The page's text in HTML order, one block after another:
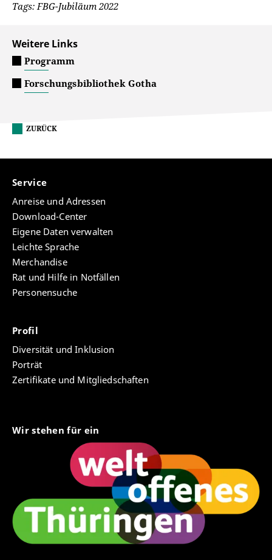
Tags: FBG-Jubiläum 2022
Weitere Links
Programm
Forschungsbibliothek Gotha
ZURÜCK
Service
Anreise und Adressen
Download-Center
Eigene Daten verwalten
Leichte Sprache
Merchandise
Rat und Hilfe in Notfällen
Personensuche
Profil
Diversität und Inklusion
Porträt
Zertifikate und Mitgliedschaften
Wir stehen für ein